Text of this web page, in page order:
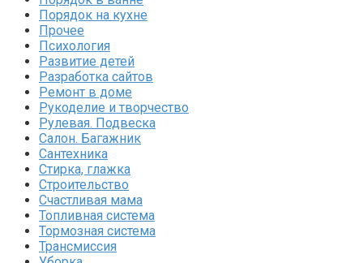
Порядок на кухне
Прочее
Психология
Развитие детей
Разработка сайтов
Ремонт в доме
Рукоделие и творчество
Рулевая. Подвеска
Салон. Багажник
Сантехника
Стирка, глажка
Строительство
Счастливая мама
Топливная система
Тормозная система
Трансмиссия